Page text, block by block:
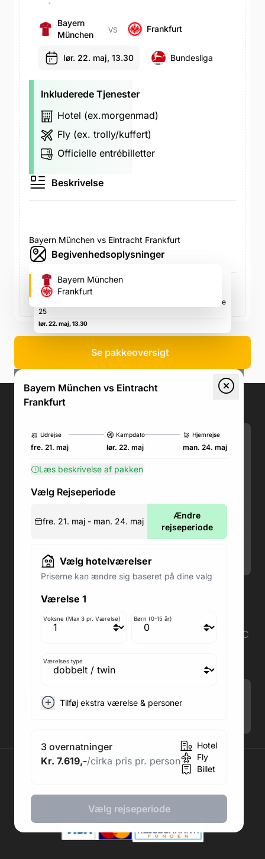
Bayern
München
VS Frankfurt
lør. 22. maj, 13.30 Bundesliga
Inkluderede Tjenester
Hotel (ex.morgenmad)
Fly (ex. trolly/kuffert)
Officielle entrébilletter
Beskrivelse
Bayern München vs Eintracht Frankfurt
Begivenhedsoplysninger
Allianz Arena (Bayern München
fodboldstadion)
Werner-Heisenberg-Allee 25, Werner-Heisenberg-Allee
25
lør. 22. maj, 13.30
Bayern München
Frankfurt
Se pakkeoversigt
Bayern München vs Eintracht
Frankfurt
Udrejse
fre. 21. maj
Kampdato
lør. 22. maj
Hjemrejse
man. 24. maj
Læs beskrivelse af pakken
Vælg Rejseperiode
fre. 21. maj - man. 24. maj
Ændre
rejseperiode
Vælg hotelværelser
Priserne kan ændre sig baseret på dine valg
Værelse 1
Voksne (Max 3 pr. Værelse) Børn (0-15 år)
Værelses type
Tilføj ekstra værelse & personer
3 overnatninger
Kr. 7.619,-/cirka pris pr. person
Hotel
Fly
Billet
Vælg rejseperiode
Kontakt os
Telefon: (+45) 71 74 18 92
Akuttelefon under rejsen: Nummeret står i
bunden af dit rejsedokument
Åbningstider:
Fredag: 09.00-15.00
Søndag: Lukket
2860 Søborg
Medlem af rejsegarantifonden: 3350
Adresse kontor: Fodboldpakker ApS Rosendal 1C
CVR: 41967218
Tilmeld Nyhedsbrev.
2026 © Fodboldpakker ApS